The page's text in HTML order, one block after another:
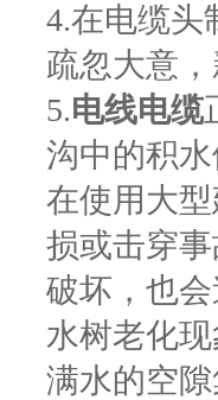
4.在电缆头
疏忽大意
5.电线电缆
沟中的积
在使用大
损或击穿
破坏，也
水树老化
满水的空